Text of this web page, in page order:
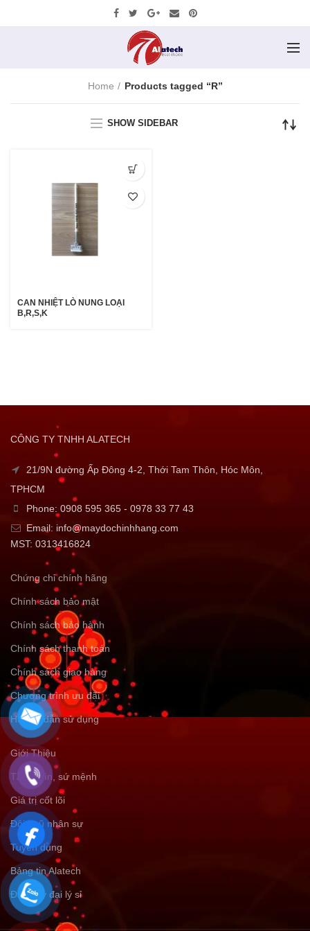
Home Products tagged “R”
SHOW SIDEBAR
CAN NHIỆT LÒ NUNG LOẠI
B,R,S,K
CÔNG TY TNHH ALATECH
21/9N đường Ấp Đông 4-2, Thới Tam Thôn, Hóc Môn,
TPHCM
Phone: 0908 595 365 - 0978 33 77 43
Email: info@maydochinhhang.com
MST: 0313416824
Chứng chỉ chính hãng
Chính sách bảo mật
Chính sách bảo hành
Chính sách thanh toán
Chính sách giao hàng
Chương trình ưu đãi
Hướng dẫn sử dụng
Giới Thiệu
Tầm nhìn, sứ mệnh
Giá trị cốt lõi
Đội ngũ nhân sự
Tuyển dụng
Bảng tin Alatech
Đăng ký đại lý sỉ